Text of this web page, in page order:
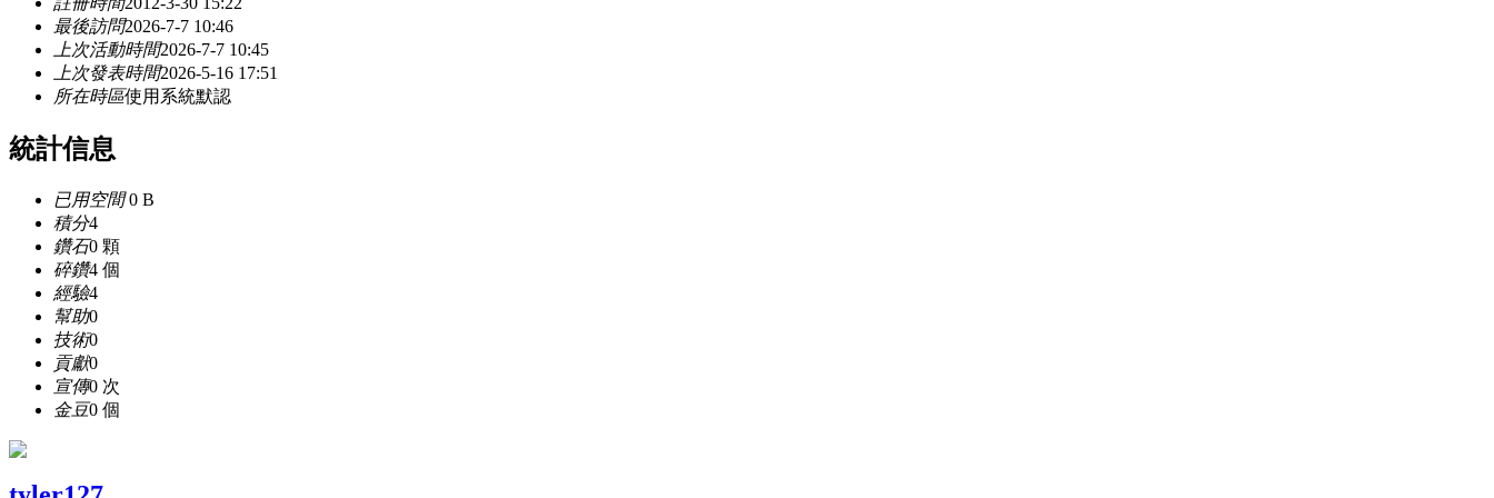
最後訪問2026-7-7 10:46
上次活動時間2026-7-7 10:45
上次發表時間2026-5-16 17:51
所在時區使用系統默認
統計信息
已用空間0 B
積分4
鑽石0 顆
碎鑽4 個
經驗4
幫助0
技術0
貢獻0
宣傳0 次
金豆0 個